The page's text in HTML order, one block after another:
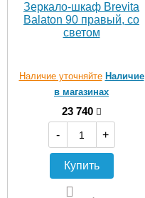
Зеркало-шкаф Brevita
Balaton 90 правый, со
светом
Наличие уточняйте Наличие
в магазинах
23 740
-
+
Купить